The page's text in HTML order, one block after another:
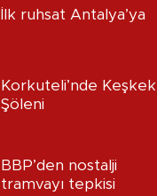
İlk ruhsat Antalya’ya
Korkuteli’nde Keşkek
Şöleni
BBP’den nostalji
tramvayı tepkisi